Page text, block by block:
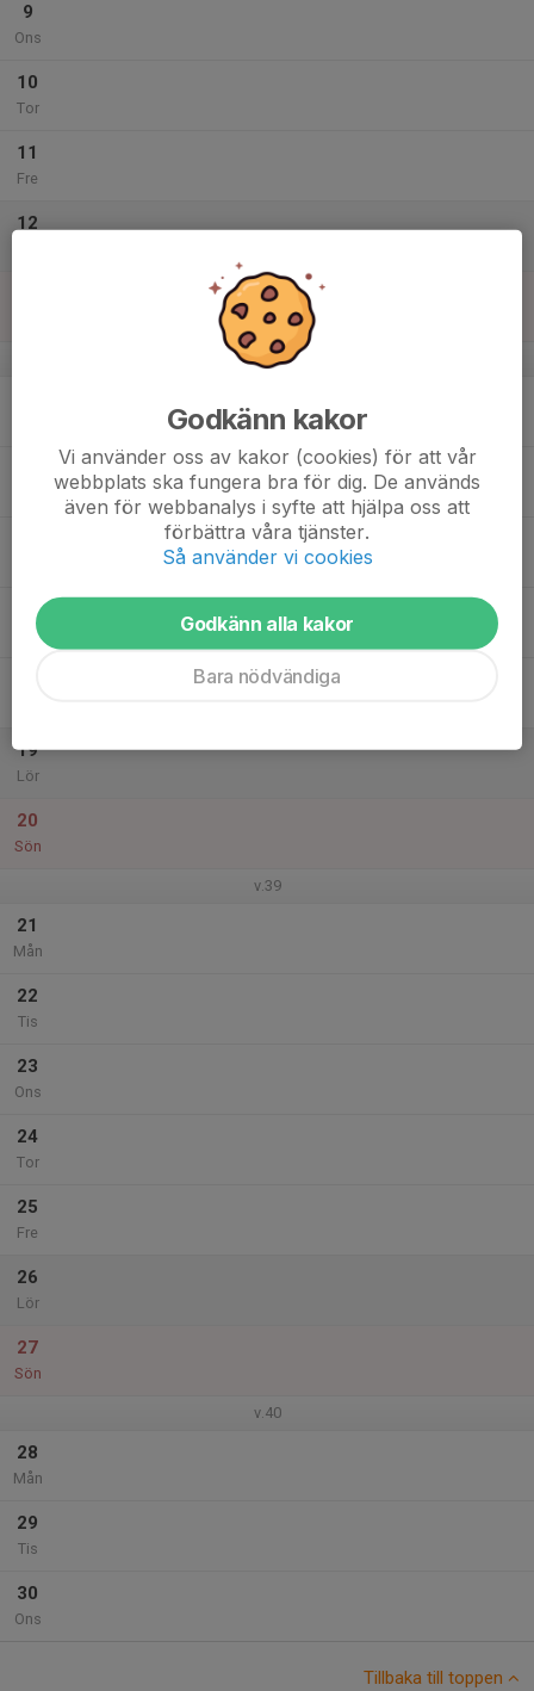
9
Ons
10
Tor
11
Fre
12
v.38
17
Tor
19
Lör
20
Sön
v.39
21
Mån
22
Tis
23
Ons
24
Tor
25
Fre
26
Lör
27
Sön
v.40
28
Mån
29
Tis
30
Ons
Tillbaka till toppen
Godkänn kakor
Vi använder oss av kakor (cookies) för att vår
webbplats ska fungera bra för dig. De används
även för webbanalys i syfte att hjälpa oss att
förbättra våra tjänster.
Så använder vi cookies
Godkänn alla kakor
Bara nödvändiga